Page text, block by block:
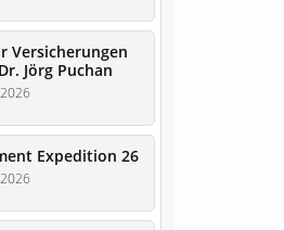
Versicherungen
Jörg Puchan
Expedition 26